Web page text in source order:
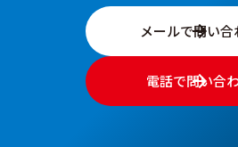
メールで問い合
電話で問い合